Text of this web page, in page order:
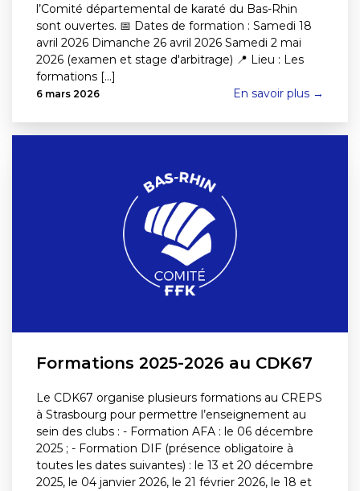
l’Comité départemental de karaté du Bas-Rhin
sont ouvertes. 📅 Dates de formation : Samedi 18
avril 2026 Dimanche 26 avril 2026 Samedi 2 mai
2026 (examen et stage d'arbitrage) 📍 Lieu : Les
formations [...]
6 mars 2026 En savoir plus →
Formations 2025-2026 au CDK67
Le CDK67 organise plusieurs formations au CREPS
à Strasbourg pour permettre l’enseignement au
sein des clubs : - Formation AFA : le 06 décembre
2025 ; - Formation DIF (présence obligatoire à
toutes les dates suivantes) : le 13 et 20 décembre
2025, le 04 janvier 2026, le 21 février 2026, le 18 et